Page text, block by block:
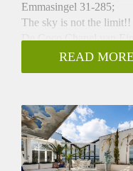
Emmasingel 31-285;
The sky is not the limit!!
De Coco Chanel van
penthouse verlaten!!
In dit prestigieuze, zeer
met een glamoureus
gelegen in het centrum
van binnenuit als vanaf
uitzicht.
READ